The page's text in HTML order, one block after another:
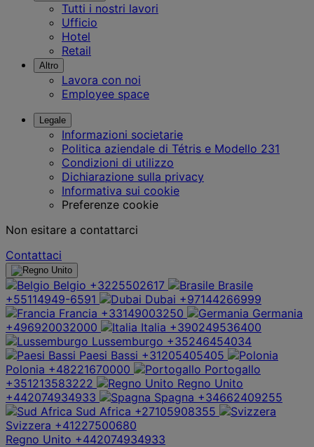
Tutti i nostri lavori
Ufficio
Hotel
Retail
Altro
Lavora con noi
Employee space
Legale
Informazioni societarie
Politica aziendale di Tétris e Modello 231
Condizioni di utilizzo
Dichiarazione sulla privacy
Informativa sui cookie
Preferenze cookie
Non esitare a contattarci
Contattaci
Belgio +3225502617
Brasile
+55114949-6591
Dubai +97144266999
Francia +33149003250
Germania
+496920032000
Italia +390249536400
Lussemburgo +35246454034
Paesi Bassi +31205405405
Polonia +48221670000
Portogallo
+351213583222
Regno Unito
+442074934933
Spagna +34662409255
Sud Africa +27105908355
Svizzera +41227500680
Regno Unito +442074934933